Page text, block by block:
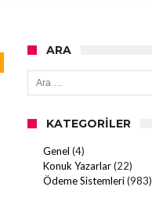
ARA
Arama:
KATEGORILER
Genel (4)
Konuk Yazarlar(22)
Ödeme Sistemleri(983)